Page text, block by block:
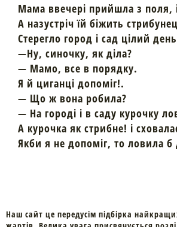
Мама ввечері прийшла з поля,
А назустріч їй біжить
Стерегло город і сад цілий
—Ну, синочку, як діла?
— Мамо, все в порядку.
Я й циганці допоміг!.
— Що ж вона робила?
— На городі і в саду курочку
А курочка як стрибне! і
Якби я не допоміг, то ловила б
Наш сайт це передусім підбірка